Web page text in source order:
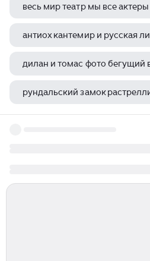
весь мир театр мы все
антиох кантемир и русская
дилан и томас фото бегущий
рундальский замок